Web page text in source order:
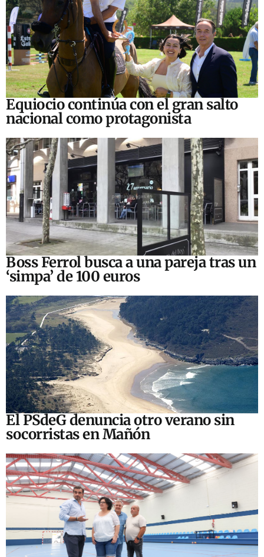
Equiocio continúa con el gran salto
nacional como protagonista
Boss Ferrol busca a una pareja tras un
‘simpa’ de 100 euros
El PSdeG denuncia otro verano sin
socorristas en Mañón